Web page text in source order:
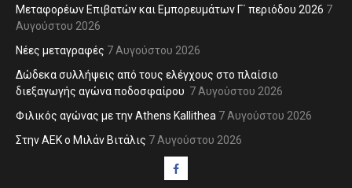
Μεταφορέων Επιβατών και Εμπορευμάτων Γ΄ περιόδου 2026 7
Αυγούστου 2026
Νέες μεταγραφές 7 Αυγούστου 2026
Δώδεκα συλλήψεις από τους ελέγχους στο πλαίσιο
διεξαγωγής αγώνα ποδοσφαίρου 7 Αυγούστου 2026
Φιλικός αγώνας με την Athens Kallithea 7 Αυγούστου 2026
Στην ΑΕΚ ο Μιλάν Βιτάλις 7 Αυγούστου 2026
Facebook